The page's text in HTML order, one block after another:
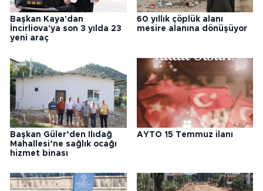
Başkan Kaya'dan
İncirliova'ya son 3 yılda 23
yeni araç
60 yıllık çöplük alanı
mesire alanına dönüşüyor
Başkan Güler’den Ilıdağ
Mahallesi’ne sağlık ocağı
hizmet binası
AYTO 15 Temmuz ilanı